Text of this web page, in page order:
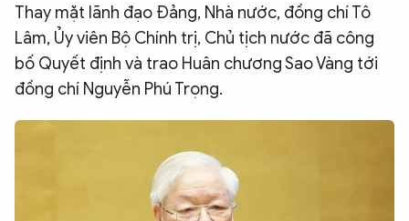
ĐA PHƯƠNG TIỆN
eMagazine
Podcast
Video
An ninh thế giới
Văn nghệ Công an
Thay mặt lãnh đạo Đảng, Nhà nước, đồng chí Tô
Lâm, Ủy viên Bộ Chính trị, Chủ tịch nước đã công
bố Quyết định và trao Huân chương Sao Vàng tới
đồng chí Nguyễn Phú Trọng.